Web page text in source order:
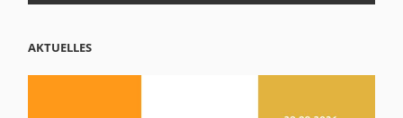
AKTUELLES